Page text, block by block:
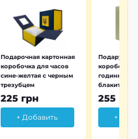
Подарочная картонная
коробочка для часов
сине-желтая с черным
трезубцем
225 грн
+ Добавить
коробочка
годинника
блакитна
255 грн
+